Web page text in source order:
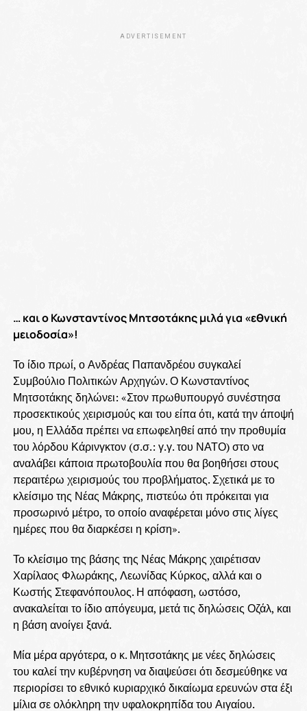
ADVERTISEMENT
… και ο Κωνσταντίνος Μητσοτάκης μιλά για «εθνική
μειοδοσία»!
Το ίδιο πρωί, ο Ανδρέας Παπανδρέου συγκαλεί
Συμβούλιο Πολιτικών Αρχηγών. Ο Κωνσταντίνος
Μητσοτάκης δηλώνει: «Στον πρωθυπουργό συνέστησα
προσεκτικούς χειρισμούς και του είπα ότι, κατά την άποψή
μου, η Ελλάδα πρέπει να επωφεληθεί από την προθυμία
του λόρδου Κάρινγκτον (σ.σ.: γ.γ. του ΝΑΤΟ) στο να
αναλάβει κάποια πρωτοβουλία που θα βοηθήσει στους
περαιτέρω χειρισμούς του προβλήματος. Σχετικά με το
κλείσιμο της Νέας Μάκρης, πιστεύω ότι πρόκειται για
προσωρινό μέτρο, το οποίο αναφέρεται μόνο στις λίγες
ημέρες που θα διαρκέσει η κρίση».
Το κλείσιμο της βάσης της Νέας Μάκρης χαιρέτισαν
Χαρίλαος Φλωράκης, Λεωνίδας Κύρκος, αλλά και ο
Κωστής Στεφανόπουλος. Η απόφαση, ωστόσο,
ανακαλείται το ίδιο απόγευμα, μετά τις δηλώσεις Οζάλ, και
η βάση ανοίγει ξανά.
Μία μέρα αργότερα, ο κ. Μητσοτάκης με νέες δηλώσεις
του καλεί την κυβέρνηση να διαψεύσει ότι δεσμεύθηκε να
περιορίσει το εθνικό κυριαρχικό δικαίωμα ερευνών στα έξι
μίλια σε ολόκληρη την υφαλοκρηπίδα του Αιγαίου.